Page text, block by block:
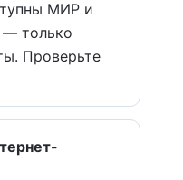
МИР и
— только
Проверьте